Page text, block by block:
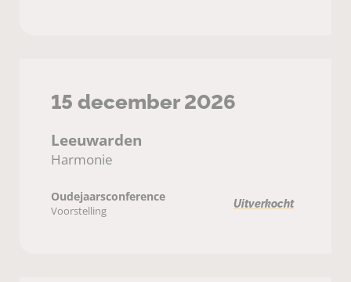
15 december 2026
Leeuwarden
Harmonie
Oudejaarsconference
Voorstelling
Uitverkocht